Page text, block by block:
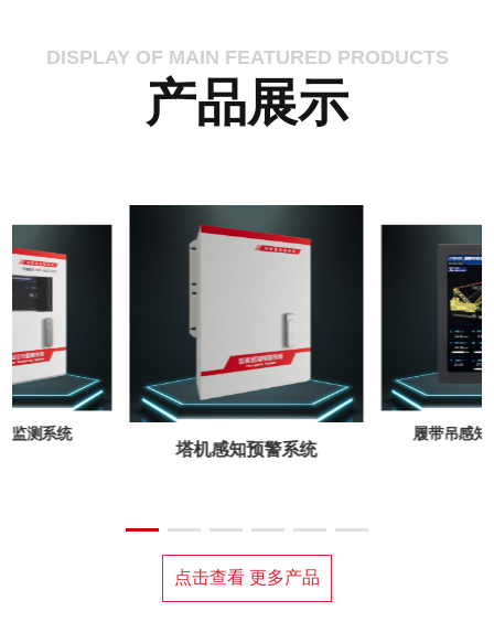
DISPLAY OF MAIN FEATURED PRODUCTS
产品展示
监测系统
塔机感知预警系统
履带吊感知
点击查看 更多产品